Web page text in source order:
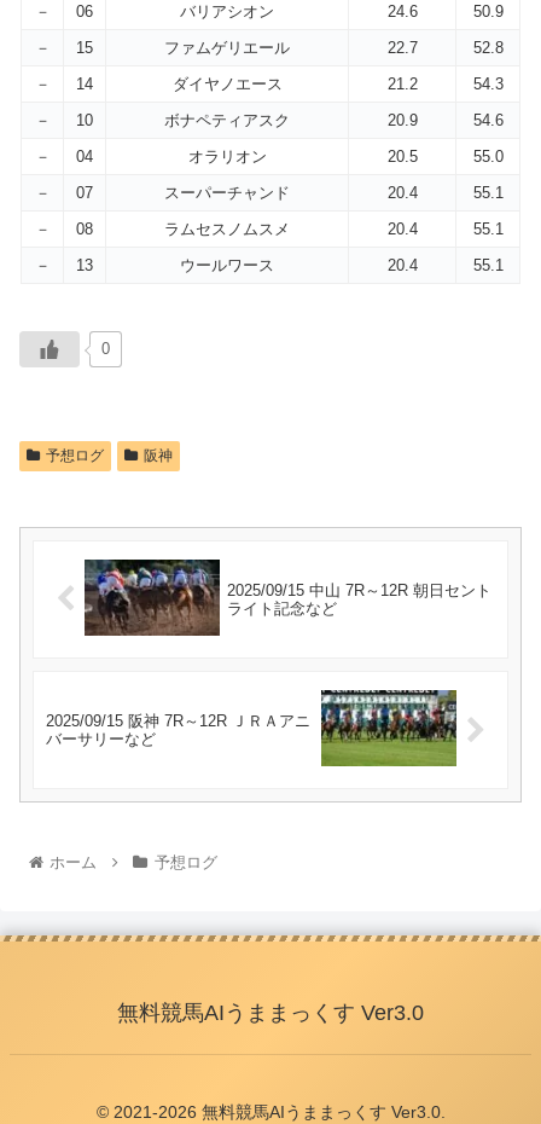
－
06 バリアシオン 24.6
50.9
－
15 ファムゲリエール 22.7
52.8
－
14 ダイヤノエース 21.2
54.3
－
10 ボナペティアスク 20.9
54.6
－
04 オラリオン 20.5
55.0
－
07 スーパーチャンド 20.4
55.1
－
08 ラムセスノムスメ 20.4
55.1
－
13 ウールワース 20.4 55.1
0
予想ログ 阪神
2025/09/15 中山 7R～12R 朝日セント
ライト記念など
2025/09/15 阪神 7R～12R ＪＲＡアニ
バーサリーなど
ホーム 予想ログ
無料競馬AIうままっくす Ver3.0
© 2021-2026 無料競馬AIうままっくす Ver3.0.